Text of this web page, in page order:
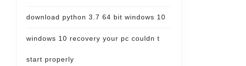
download python 3.7 64 bit windows 10
windows 10 recovery your pc couldn t
start properly